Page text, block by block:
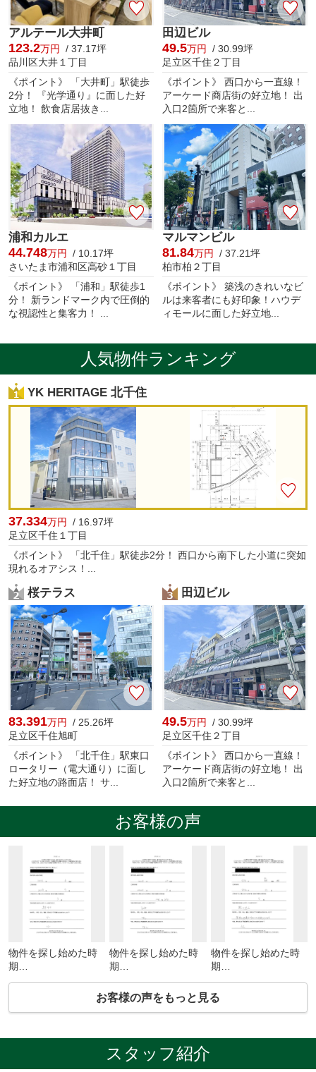
アルテール大井町
123.2万円
/ 37.17坪
品川区大井１丁目
《ポイント》 「大井町」駅徒歩
2分！ 『光学通り』に面した好
立地！ 飲食店居抜き...
田辺ビル
49.5万円
/ 30.99坪
足立区千住２丁目
《ポイント》 西口から一直線！
アーケード商店街の好立地！ 出
入口2箇所で来客と...
浦和カルエ
44.748万円
/ 10.17坪
さいたま市浦和区高砂１丁目
《ポイント》 「浦和」駅徒歩1
分！ 新ランドマーク内で圧倒的
な視認性と集客力！ ...
マルマンビル
81.84万円
/ 37.21坪
柏市柏２丁目
《ポイント》 築浅のきれいなビ
ルは来客者にも好印象！ハウデ
ィモールに面した好立地...
人気物件ランキング
YK HERITAGE 北千住
37.334万円
/ 16.97坪
足立区千住１丁目
《ポイント》 「北千住」駅徒歩2分！ 西口から南下した小道に突如
現れるオアシス！...
桜テラス
83.391万円
/ 25.26坪
足立区千住旭町
《ポイント》 「北千住」駅東口
ロータリー（電大通り）に面し
た好立地の路面店！ サ...
田辺ビル
49.5万円
/ 30.99坪
足立区千住２丁目
《ポイント》 西口から一直線！
アーケード商店街の好立地！ 出
入口2箇所で来客と...
お客様の声
物件を探し始めた時
期
2026年6月
物件を探し始めた時
期
2023年10月
ご契約時期
物件を探し始めた時
期
2026年2月
ご契約時期
お客様の声をもっと見る
スタッフ紹介